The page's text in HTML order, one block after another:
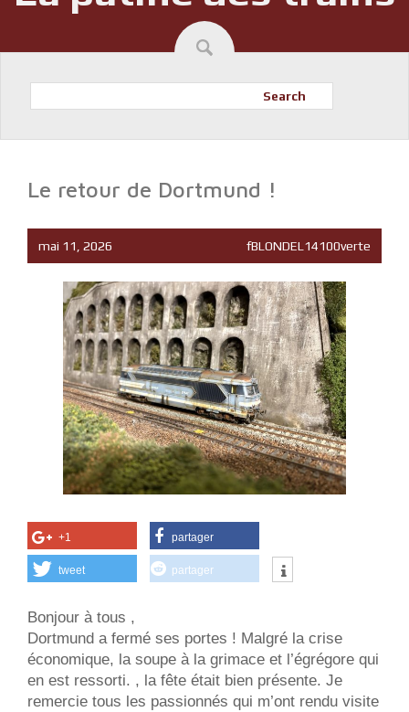
Search
Le retour de Dortmund !
mai 11, 2026 fBLONDEL14100verte
+1 partager
tweet partager
Bonjour à tous ,
Dortmund a fermé ses portes ! Malgré la crise
économique, la soupe à la grimace et l’égrégore qui
en est ressorti. , la fête était bien présente. Je
remercie tous les passionnés qui m’ont rendu visite